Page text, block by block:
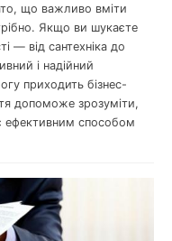
що важливо вміти
Якщо ви шукаєте
— від сантехніка до
і надійний
приходить бізнес-
допоможе зрозуміти,
ефективним способом